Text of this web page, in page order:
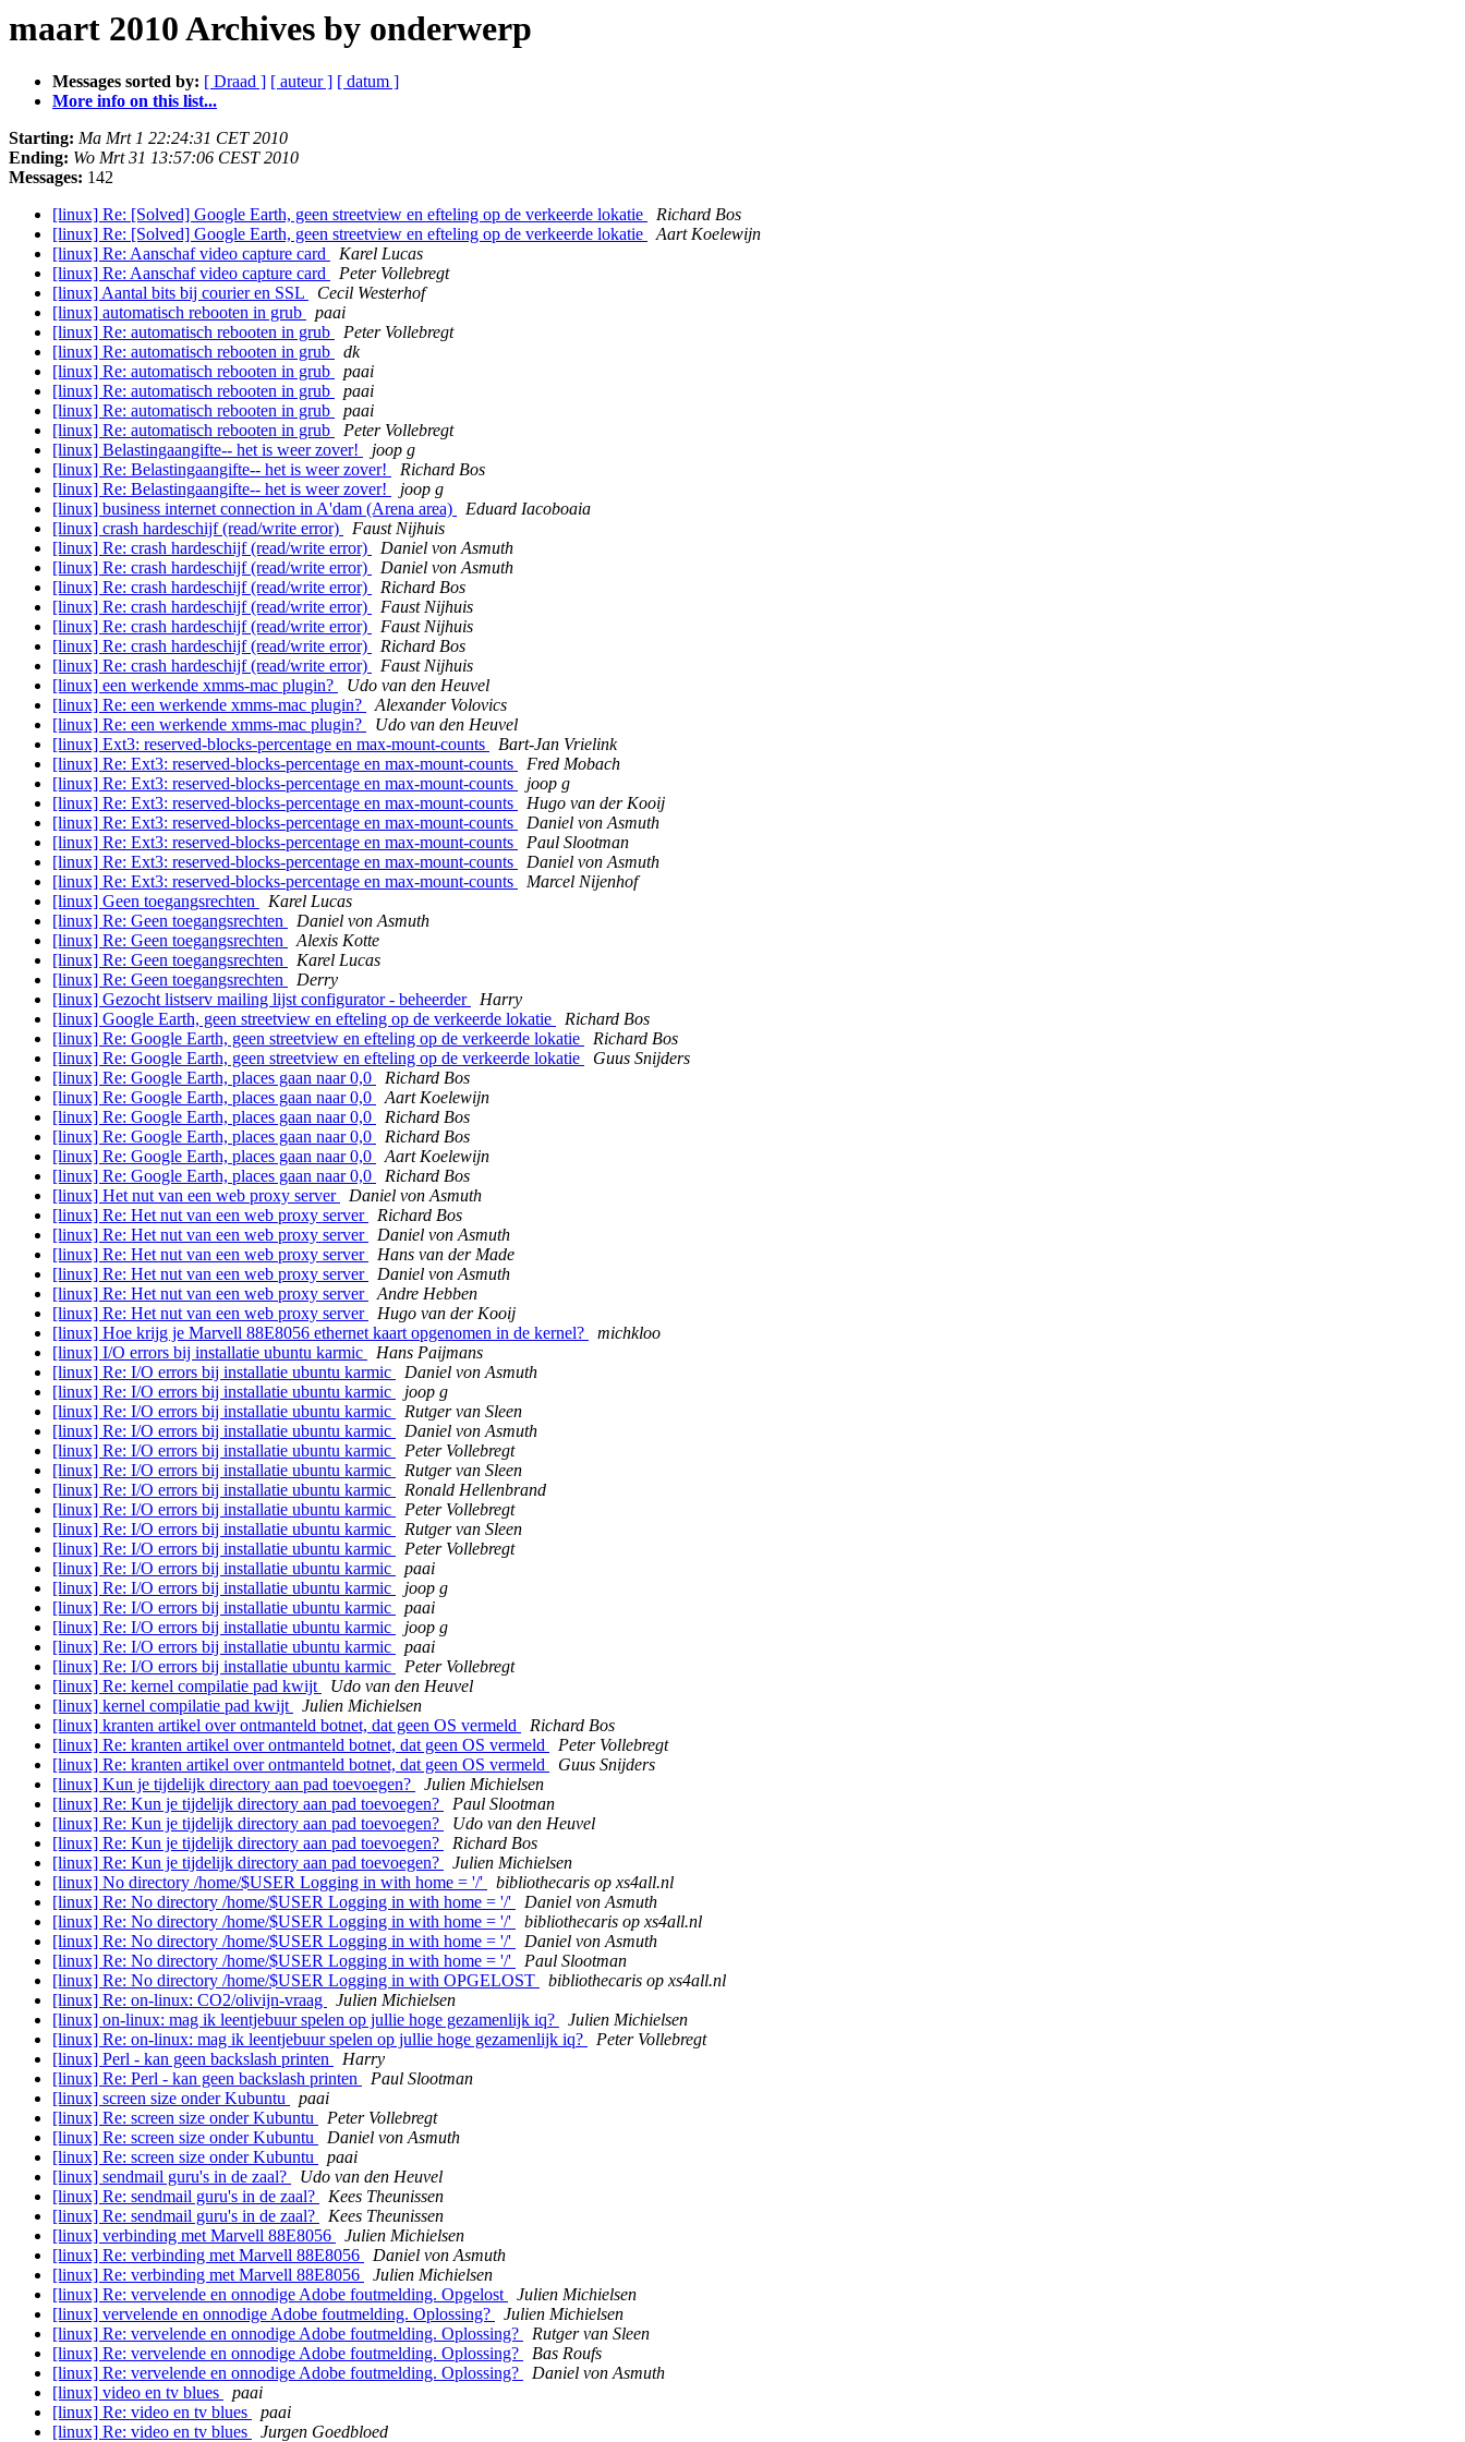
maart 2010 Archives by onderwerp
Messages sorted by: [ Draad ] [ auteur ] [ datum ]
More info on this list...
Starting: Ma Mrt 1 22:24:31 CET 2010
Ending: Wo Mrt 31 13:57:06 CEST 2010
Messages: 142
[linux] Re: [Solved] Google Earth, geen streetview en efteling op de verkeerde lokatie
Richard Bos
[linux] Re: [Solved] Google Earth, geen streetview en efteling op de verkeerde lokatie
Aart Koelewijn
[linux] Re: Aanschaf video capture card
Karel Lucas
[linux] Re: Aanschaf video capture card
Peter Vollebregt
[linux] Aantal bits bij courier en SSL
Cecil Westerhof
[linux] automatisch rebooten in grub
paai
[linux] Re: automatisch rebooten in grub
Peter Vollebregt
[linux] Re: automatisch rebooten in grub
dk
[linux] Re: automatisch rebooten in grub
paai
[linux] Re: automatisch rebooten in grub
paai
[linux] Re: automatisch rebooten in grub
paai
[linux] Re: automatisch rebooten in grub
Peter Vollebregt
[linux] Belastingaangifte-- het is weer zover!
joop g
[linux] Re: Belastingaangifte-- het is weer zover!
Richard Bos
[linux] Re: Belastingaangifte-- het is weer zover!
joop g
[linux] business internet connection in A'dam (Arena area)
Eduard Iacoboaia
[linux] crash hardeschijf (read/write error)
Faust Nijhuis
[linux] Re: crash hardeschijf (read/write error)
Daniel von Asmuth
[linux] Re: crash hardeschijf (read/write error)
Daniel von Asmuth
[linux] Re: crash hardeschijf (read/write error)
Richard Bos
[linux] Re: crash hardeschijf (read/write error)
Faust Nijhuis
[linux] Re: crash hardeschijf (read/write error)
Faust Nijhuis
[linux] Re: crash hardeschijf (read/write error)
Richard Bos
[linux] Re: crash hardeschijf (read/write error)
Faust Nijhuis
[linux] een werkende xmms-mac plugin?
Udo van den Heuvel
[linux] Re: een werkende xmms-mac plugin?
Alexander Volovics
[linux] Re: een werkende xmms-mac plugin?
Udo van den Heuvel
[linux] Ext3: reserved-blocks-percentage en max-mount-counts
Bart-Jan Vrielink
[linux] Re: Ext3: reserved-blocks-percentage en max-mount-counts
Fred Mobach
[linux] Re: Ext3: reserved-blocks-percentage en max-mount-counts
joop g
[linux] Re: Ext3: reserved-blocks-percentage en max-mount-counts
Hugo van der Kooij
[linux] Re: Ext3: reserved-blocks-percentage en max-mount-counts
Daniel von Asmuth
[linux] Re: Ext3: reserved-blocks-percentage en max-mount-counts
Paul Slootman
[linux] Re: Ext3: reserved-blocks-percentage en max-mount-counts
Daniel von Asmuth
[linux] Re: Ext3: reserved-blocks-percentage en max-mount-counts
Marcel Nijenhof
[linux] Geen toegangsrechten
Karel Lucas
[linux] Re: Geen toegangsrechten
Daniel von Asmuth
[linux] Re: Geen toegangsrechten
Alexis Kotte
[linux] Re: Geen toegangsrechten
Karel Lucas
[linux] Re: Geen toegangsrechten
Derry
[linux] Gezocht listserv mailing lijst configurator - beheerder
Harry
[linux] Google Earth, geen streetview en efteling op de verkeerde lokatie
Richard Bos
[linux] Re: Google Earth, geen streetview en efteling op de verkeerde lokatie
Richard Bos
[linux] Re: Google Earth, geen streetview en efteling op de verkeerde lokatie
Guus Snijders
[linux] Re: Google Earth, places gaan naar 0,0
Richard Bos
[linux] Re: Google Earth, places gaan naar 0,0
Aart Koelewijn
[linux] Re: Google Earth, places gaan naar 0,0
Richard Bos
[linux] Re: Google Earth, places gaan naar 0,0
Richard Bos
[linux] Re: Google Earth, places gaan naar 0,0
Aart Koelewijn
[linux] Re: Google Earth, places gaan naar 0,0
Richard Bos
[linux] Het nut van een web proxy server
Daniel von Asmuth
[linux] Re: Het nut van een web proxy server
Richard Bos
[linux] Re: Het nut van een web proxy server
Daniel von Asmuth
[linux] Re: Het nut van een web proxy server
Hans van der Made
[linux] Re: Het nut van een web proxy server
Daniel von Asmuth
[linux] Re: Het nut van een web proxy server
Andre Hebben
[linux] Re: Het nut van een web proxy server
Hugo van der Kooij
[linux] Hoe krijg je Marvell 88E8056 ethernet kaart opgenomen in de kernel?
michkloo
[linux] I/O errors bij installatie ubuntu karmic
Hans Paijmans
[linux] Re: I/O errors bij installatie ubuntu karmic
Daniel von Asmuth
[linux] Re: I/O errors bij installatie ubuntu karmic
joop g
[linux] Re: I/O errors bij installatie ubuntu karmic
Rutger van Sleen
[linux] Re: I/O errors bij installatie ubuntu karmic
Daniel von Asmuth
[linux] Re: I/O errors bij installatie ubuntu karmic
Peter Vollebregt
[linux] Re: I/O errors bij installatie ubuntu karmic
Rutger van Sleen
[linux] Re: I/O errors bij installatie ubuntu karmic
Ronald Hellenbrand
[linux] Re: I/O errors bij installatie ubuntu karmic
Peter Vollebregt
[linux] Re: I/O errors bij installatie ubuntu karmic
Rutger van Sleen
[linux] Re: I/O errors bij installatie ubuntu karmic
Peter Vollebregt
[linux] Re: I/O errors bij installatie ubuntu karmic
paai
[linux] Re: I/O errors bij installatie ubuntu karmic
joop g
[linux] Re: I/O errors bij installatie ubuntu karmic
paai
[linux] Re: I/O errors bij installatie ubuntu karmic
joop g
[linux] Re: I/O errors bij installatie ubuntu karmic
paai
[linux] Re: I/O errors bij installatie ubuntu karmic
Peter Vollebregt
[linux] Re: kernel compilatie pad kwijt
Udo van den Heuvel
[linux] kernel compilatie pad kwijt
Julien Michielsen
[linux] kranten artikel over ontmanteld botnet, dat geen OS vermeld
Richard Bos
[linux] Re: kranten artikel over ontmanteld botnet, dat geen OS vermeld
Peter Vollebregt
[linux] Re: kranten artikel over ontmanteld botnet, dat geen OS vermeld
Guus Snijders
[linux] Kun je tijdelijk directory aan pad toevoegen?
Julien Michielsen
[linux] Re: Kun je tijdelijk directory aan pad toevoegen?
Paul Slootman
[linux] Re: Kun je tijdelijk directory aan pad toevoegen?
Udo van den Heuvel
[linux] Re: Kun je tijdelijk directory aan pad toevoegen?
Richard Bos
[linux] Re: Kun je tijdelijk directory aan pad toevoegen?
Julien Michielsen
[linux] No directory /home/$USER Logging in with home = '/'
bibliothecaris op xs4all.nl
[linux] Re: No directory /home/$USER Logging in with home = '/'
Daniel von Asmuth
[linux] Re: No directory /home/$USER Logging in with home = '/'
bibliothecaris op xs4all.nl
[linux] Re: No directory /home/$USER Logging in with home = '/'
Daniel von Asmuth
[linux] Re: No directory /home/$USER Logging in with home = '/'
Paul Slootman
[linux] Re: No directory /home/$USER Logging in with OPGELOST
bibliothecaris op xs4all.nl
[linux] Re: on-linux: CO2/olivijn-vraag
Julien Michielsen
[linux] on-linux: mag ik leentjebuur spelen op jullie hoge gezamenlijk iq?
Julien Michielsen
[linux] Re: on-linux: mag ik leentjebuur spelen op jullie hoge gezamenlijk iq?
Peter Vollebregt
[linux] Perl - kan geen backslash printen
Harry
[linux] Re: Perl - kan geen backslash printen
Paul Slootman
[linux] screen size onder Kubuntu
paai
[linux] Re: screen size onder Kubuntu
Peter Vollebregt
[linux] Re: screen size onder Kubuntu
Daniel von Asmuth
[linux] Re: screen size onder Kubuntu
paai
[linux] sendmail guru's in de zaal?
Udo van den Heuvel
[linux] Re: sendmail guru's in de zaal?
Kees Theunissen
[linux] Re: sendmail guru's in de zaal?
Kees Theunissen
[linux] verbinding met Marvell 88E8056
Julien Michielsen
[linux] Re: verbinding met Marvell 88E8056
Daniel von Asmuth
[linux] Re: verbinding met Marvell 88E8056
Julien Michielsen
[linux] Re: vervelende en onnodige Adobe foutmelding. Opgelost
Julien Michielsen
[linux] vervelende en onnodige Adobe foutmelding. Oplossing?
Julien Michielsen
[linux] Re: vervelende en onnodige Adobe foutmelding. Oplossing?
Rutger van Sleen
[linux] Re: vervelende en onnodige Adobe foutmelding. Oplossing?
Bas Roufs
[linux] Re: vervelende en onnodige Adobe foutmelding. Oplossing?
Daniel von Asmuth
[linux] video en tv blues
paai
[linux] Re: video en tv blues
paai
[linux] Re: video en tv blues
Jurgen Goedbloed